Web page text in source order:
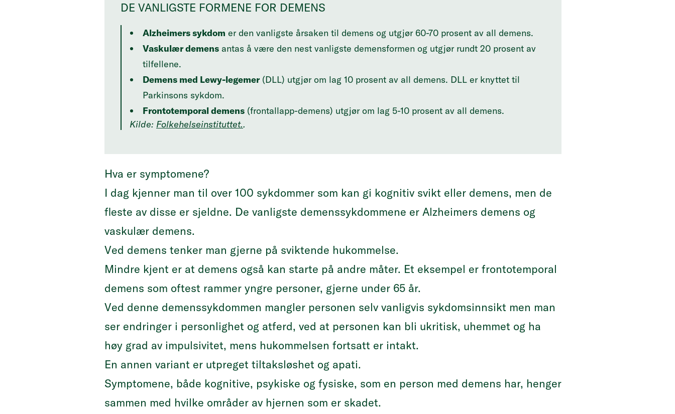
DE VANLIGSTE FORMENE FOR DEMENS
Alzheimers sykdom er den vanligste årsaken til demens og utgjør 60-70 prosent av all demens.
Vaskulær demens antas å være den nest vanligste demensformen og utgjør rundt 20 prosent av
tilfellene.
Demens med Lewy-legemer(DLL) utgjør om lag 10 prosent av all demens. DLL er knyttet til
Parkinsons sykdom.
Frontotemporal demens (frontallapp-demens) utgjør om lag 5-10 prosent av all demens.
Kilde: Folkehelseinstituttet..
Hva er symptomene?
I dag kjenner man til over 100 sykdommer som kan gi kognitiv svikt eller demens, men de
fleste av disse er sjeldne. De vanligste demenssykdommene er Alzheimers demens og
vaskulær demens.
Ved demens tenker man gjerne på sviktende hukommelse.
Mindre kjent er at demens også kan starte på andre måter. Et eksempel er frontotemporal
demens som oftest rammer yngre personer, gjerne under 65 år.
Ved denne demenssykdommen mangler personen selv vanligvis sykdomsinnsikt men man
ser endringer i personlighet og atferd, ved at personen kan bli ukritisk, uhemmet og ha
høy grad av impulsivitet, mens hukommelsen fortsatt er intakt.
En annen variant er utpreget tiltaksløshet og apati.
Symptomene, både kognitive, psykiske og fysiske, som en person med demens har, henger
sammen med hvilke områder av hjernen som er skadet.